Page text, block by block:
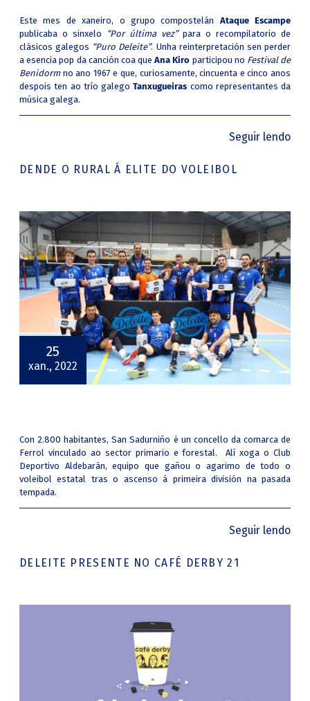
Este mes de xaneiro, o grupo compostelán Ataque Escampe
publicaba o sinxelo
“Por última vez”para o recompilatorio de
clásicos galegos “Puro Deleite”. Unha reinterpretación sen perder
a esencia pop da canción coa queAna Kiro participou no Festival de
Benidormno ano 1967 e que, curiosamente, cincuenta e cinco anos
despois ten ao trío galegoTanxugueiras como representantes da
música galega.
Seguir lendo
DENDE O RURAL Á ELITE DO VOLEIBOL
25
xan., 2022
Con 2.800 habitantes, San Sadurniño é un concello da comarca de
Ferrol vinculado ao sector primario e forestal. Alí xoga o Club
Deportivo Aldebarán, equipo que gañou o agarimo de todo o
voleibol estatal tras o ascenso á primeira división na pasada
tempada.
Seguir lendo
DELEITE PRESENTE NO CAFÉ DERBY 21